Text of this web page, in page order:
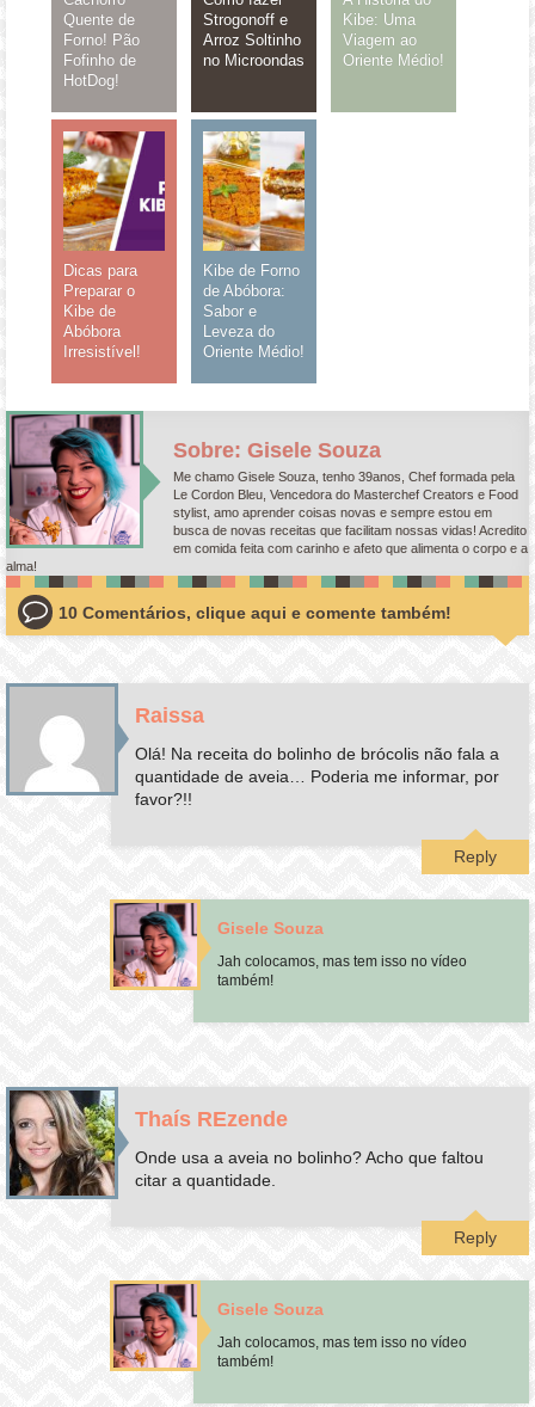
Quente de
Forno! Pão
Fofinho de
HotDog!
Strogonoff e
Arroz Soltinho
no Microondas
Kibe: Uma
Viagem ao
Oriente Médio!
Dicas para
Preparar o
Kibe de
Abóbora
Irresistível!
Kibe de Forno
de Abóbora:
Sabor e
Leveza do
Oriente Médio!
Sobre: Gisele Souza
Me chamo Gisele Souza, tenho 39anos, Chef formada pela
Le Cordon Bleu, Vencedora do Masterchef Creators e Food
stylist, amo aprender coisas novas e sempre estou em
busca de novas receitas que facilitam nossas vidas! Acredito
em comida feita com carinho e afeto que alimenta o corpo e a
alma!
10 Comentários, clique aqui e comente também!
Raissa
Olá! Na receita do bolinho de brócolis não fala a
quantidade de aveia… Poderia me informar, por
favor?!!
Reply
Gisele Souza
Jah colocamos, mas tem isso no vídeo
também!
Thaís REzende
Onde usa a aveia no bolinho? Acho que faltou
citar a quantidade.
Reply
Gisele Souza
Jah colocamos, mas tem isso no vídeo
também!